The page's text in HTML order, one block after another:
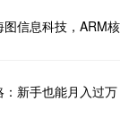
信息科技，ARM核
新手也能月入过万